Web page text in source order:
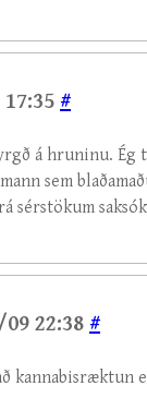
#
á hruninu.
sem
22:38 #
kannabisræktun